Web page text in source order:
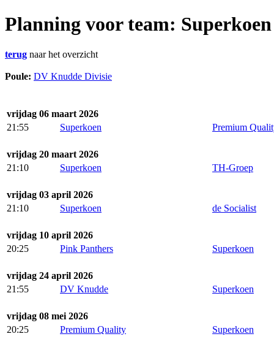
Planning voor team: Superkoen
terug naar het overzicht
Poule: DV Knudde Divisie
vrijdag 06 maart 2026
21:55
Superkoen Premium
vrijdag 20 maart 2026
21:10
Superkoen TH-Groep
vrijdag 03 april 2026
21:10
Superkoen de Socialist
vrijdag 10 april 2026
20:25
Pink Panthers Superkoen
vrijdag 24 april 2026
21:55
DV Knudde Superkoen
vrijdag 08 mei 2026
20:25
Premium Quality Superkoen